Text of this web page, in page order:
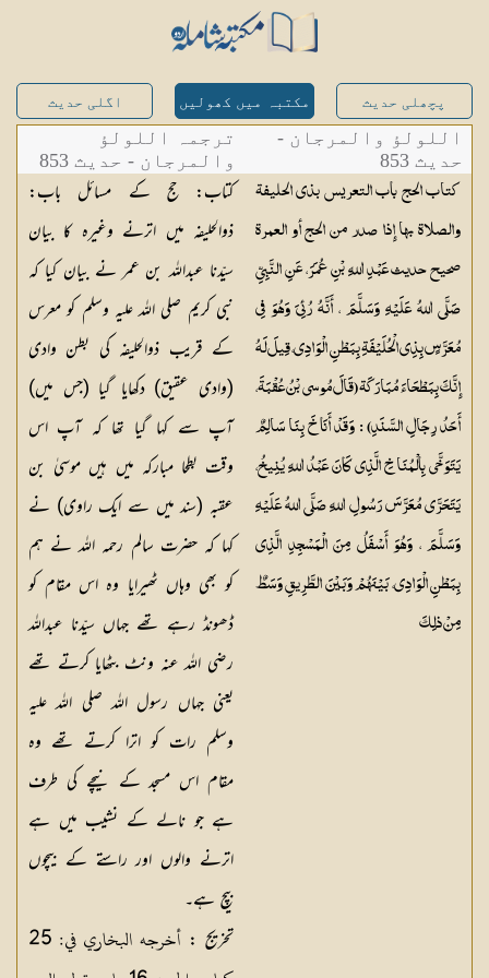
پچھلی حدیث مکتبہ میں کھولیں اگلی حدیث
اللولؤ والمرجان -
حدیث 853
كتاب الحج باب التعريس بذى الحليفة
والصلاة بها إِذا صدر من الحج أو العمرة
صحيح حديث عَبْدِ اللهِ بْنِ عُمَرَ، عَنِ النَّبِيِّ
صَلَّى اللهُ عَلَيْهِ وَسَلَّمَ ، أَنَّهُ رُئِيَ وَهُوَ فِي
مُعَرَّسٍ بِذِي الْحُلَيْفَةِ بِبَطْنِ الْوَادِي، قِيلَ لَهُ
إِنَّكَ بِبَطْحَاءَ مُبَارَكَة (قَالَ مُوسى بْنُ عُقْبَةَ،
أَحَدُ رِجَالِ السَّنَدِ) : وَقَدْ أَنَاخَ بِنَا سَالِمٌ
يَتَوَخَّى بِالْمُنَاخِ الَّذِي كَانَ عَبْدُ اللهِ يُنِيخُ،
يَتَحَرَّى مُعَرَّسَ رَسُولِ اللهِ صَلَّى اللهُ عَلَيْهِ
وَسَلَّمَ ، وَهُوَ أَسْفَلُ مِنَ الْمَسْجِدِ الَّذِي
بِبَطْنِ الْوَادِي، بَيْنَهُمْ وَبَيْنَ الطَّرِيقِ وَسَطٌ
مِنْ ذلِكَ
ترجمہ اللولؤ
والمرجان - حدیث 853
کتاب: حج کے مسائل باب:
ذوالحلیفہ میں اترنے وغیرہ کا بیان
سیّدنا عبداللہ بن عمر نے بیان کیا کہ
نبی کریم صلی اللہ علیہ وسلم کو معرس
کے قریب ذوالحلیفہ کی بطن وادی
(وادی عقیق) دکھایا گیا (جس میں)
آپ سے کہا گیا تھا کہ آپ اس
وقت بطحا مبارکہ میں ہیں موسیٰ بن
عقبہ (سند میں سے ایک راوی) نے
کہا کہ حضرت سالم رحمہ اللہ نے ہم
کو بھی وہاں ٹھیرایا وہ اس مقام کو
ڈھونڈ رہے تھے جہاں سیّدنا عبداللہ
رضی اللہ عنہ ونٹ بٹھایا کرتے تھے
یعنی جہاں رسول اللہ صلی اللہ علیہ
وسلم رات کو اترا کرتے تھے وہ
مقام اس مسجد کے نیچے کی طرف
ہے جو نالے کے نشیب میں ہے
اترنے والوں اور راستے کے بیچوں
بیچ ہے۔
تخریج :
أخرجه البخاري في: 25